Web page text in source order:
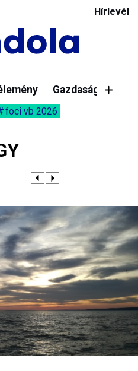
Hírlevél
Gazdaság
foci vb 2026